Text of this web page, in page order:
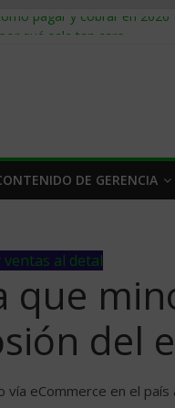
pagar y cobrar en 2026
suministro: qué hacer
segmentarlo y venderle
DE GERENCIA
ventas al detal
que
del
vía eCommerce en el